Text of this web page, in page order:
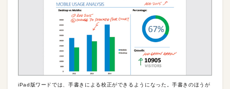
iPad版ワードでは、手書きによる校正ができるようになった。手書きのほうが